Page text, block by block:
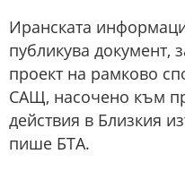
Иранската
публикува документ,
проект на рамково
САЩ, насочено към
действия в Близкия
пише БТА.